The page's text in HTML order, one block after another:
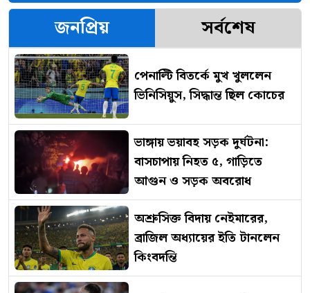
জনপ্রিয় সর্বশেষ
পেনাল্টি বিতর্কে মুখ খুললেন
ভিনিসিয়ুস, সিদ্ধান্ত ছিল কোচের
ভাঙ্গায় ভয়াবহ সড়ক দুর্ঘটনা:
বাসচাপায় নিহত ৫, গাড়িতে
আগুন ও সড়ক অবরোধ
অশ্রুসিক্ত বিদায় নেইমারের,
ব্রাজিল অধ্যায়ের ইতি টানলেন
কিংবদন্তি